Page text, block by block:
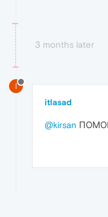
3 months later
I
itlasad
@kirsan